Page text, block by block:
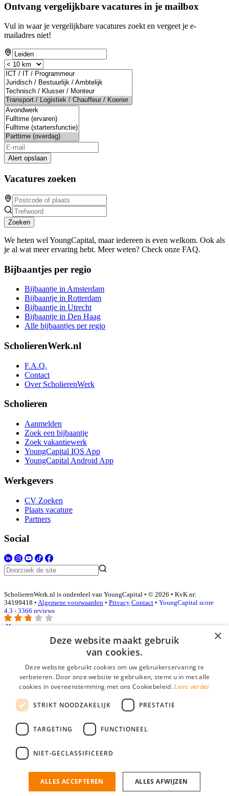
Ontvang vergelijkbare vacatures in je mailbox
Vul in waar je vergelijkbare vacatures zoekt en vergeet je e-
mailadres niet!
Alert opslaan
Vacatures zoeken
Zoeken
We heten wel YoungCapital, maar iedereen is even welkom. Ook als
je al wat meer ervaring hebt. Meer weten? Check onze FAQ.
Bijbaantjes per regio
Bijbaantje in Amsterdam
Bijbaantje in Rotterdam
Bijbaantje in Utrecht
Bijbaantje in Den Haag
Alle bijbaantjes per regio
ScholierenWerk.nl
F.A.Q.
Contact
Over ScholierenWerk
Scholieren
Aanmelden
Zoek een bijbaantje
Zoek vakantiewerk
YoungCapital IOS App
YoungCapital Android App
Werkgevers
CV Zoeken
Plaats vacature
Partners
Social
ScholierenWerk.nl is onderdeel van YoungCapital • © 2026 • KvK nr:
34199418 • Algemene voorwaarden • Privacy Contact • YoungCapital score
4.3 - 3366 reviews
Inloggen als bedrijf
E-mail*
Wachtwoord
login gegevens onthouden
login
Bedrijf aanmelden
nieuwe collega/werknemer zo gevonden!
×
Deze website maakt gebruik
van cookies.
Deze website gebruikt cookies om uw gebruikerservaring te
verbeteren. Door onze website te gebruiken, stemt u in met alle
cookies in overeenstemming met ons Cookiebeleid. Lees verder
STRIKT NOODZAKELIJK PRESTATIE
TARGETING FUNCTIONEEL
NIET-GECLASSIFICEERD
ALLES ACCEPTEREN ALLES AFWIJZEN